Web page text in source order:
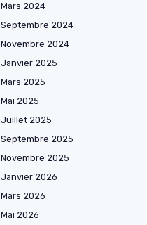
Mars 2024
Septembre 2024
Novembre 2024
Janvier 2025
Mars 2025
Mai 2025
Juillet 2025
Septembre 2025
Novembre 2025
Janvier 2026
Mars 2026
Mai 2026